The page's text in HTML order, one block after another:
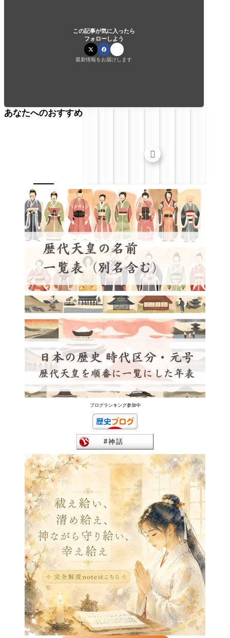
この記事が気に入ったら
フォローしよう
最新情報をお届けします
ブログランキング参加中
あなたへのおすすめ
